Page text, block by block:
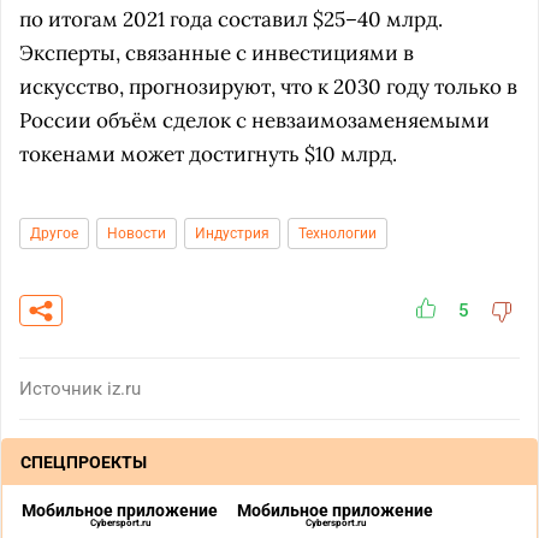
по итогам 2021 года составил $25–40 млрд.
Эксперты, связанные с инвестициями в
искусство, прогнозируют, что к 2030 году только в
России объём сделок с невзаимозаменяемыми
токенами может достигнуть $10 млрд.
Другое Новости Индустрия Технологии
5
Источник iz.ru
СПЕЦПРОЕКТЫ
Мобильное приложение
Cybersport.ru
Мобильное приложение
Cybersport.ru